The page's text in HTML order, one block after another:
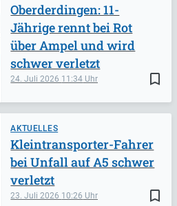
bookmark_border
24. Juli 2026 11:34
Oberderdingen: 11-
Jährige rennt bei Rot
über Ampel und wird
schwer verletzt
AKTUELLES
bookmark_border
23. Juli 2026 10:26
Kleintransporter-Fahrer
bei Unfall auf A5 schwer
verletzt